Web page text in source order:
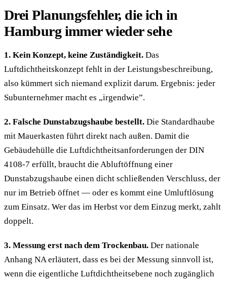
Drei Planungsfehler, die ich in
Hamburg immer wieder sehe
1. Kein Konzept, keine Zuständigkeit. Das
Luftdichtheitskonzept fehlt in der Leistungsbeschreibung,
also kümmert sich niemand explizit darum. Ergebnis: jeder
Subunternehmer macht es „irgendwie”.
2. Falsche Dunstabzugshaube bestellt. Die Standardhaube
mit Mauerkasten führt direkt nach außen. Damit die
Gebäudehülle die Luftdichtheitsanforderungen der DIN
4108-7 erfüllt, braucht die Abluftöffnung einer
Dunstabzugshaube einen dicht schließenden Verschluss, der
nur im Betrieb öffnet — oder es kommt eine Umluftlösung
zum Einsatz. Wer das im Herbst vor dem Einzug merkt, zahlt
doppelt.
3. Messung erst nach dem Trockenbau. Der nationale
Anhang NA erläutert, dass es bei der Messung sinnvoll ist,
wenn die eigentliche Luftdichtheitsebene noch zugänglich